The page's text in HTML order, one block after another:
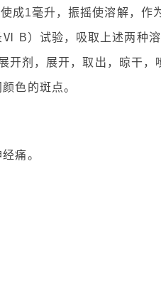
成1毫升，振摇使溶解，作
B）试验，吸取上述两种
开剂，展开，取出，晾干
色的斑点。
痛。